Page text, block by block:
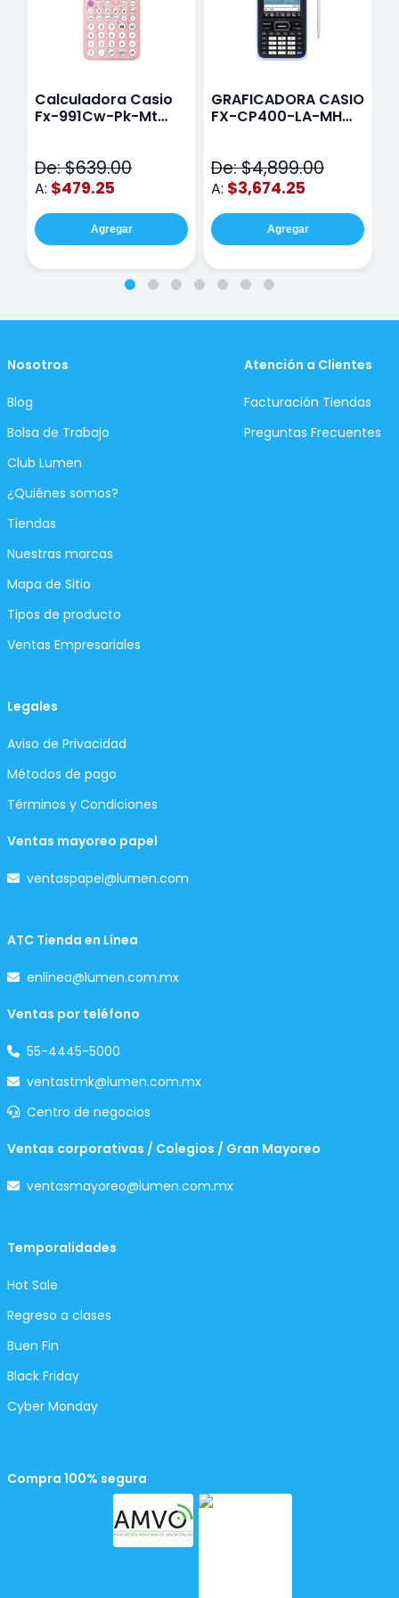
Calculadora Casio
Fx-991Cw-Pk-Mt
De: $639.00
A: $479.25
Agregar
GRAFICADORA CASIO
FX-CP400-LA-MH
De: $4,899.00
A: $3,674.25
Agregar
Nosotros
Blog
Bolsa de Trabajo
Club Lumen
¿Quiénes somos?
Tiendas
Nuestras marcas
Mapa de Sitio
Tipos de producto
Ventas Empresariales
Atención a Clientes
Facturación Tiendas
Preguntas Frecuentes
Legales
Aviso de Privacidad
Métodos de pago
Términos y Condiciones
Ventas mayoreo papel
ventaspapel@lumen.com
ATC Tienda en Línea
enlinea@lumen.com.mx
Ventas por teléfono
55-4445-5000
ventastmk@lumen.com.mx
Centro de negocios
Ventas corporativas / Colegios / Gran Mayoreo
ventasmayoreo@lumen.com.mx
Temporalidades
Hot Sale
Regreso a clases
Buen Fin
Black Friday
Cyber Monday
Compra 100% segura